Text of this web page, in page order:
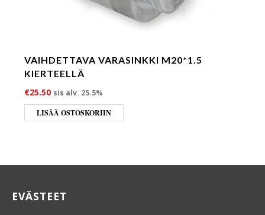
VAIHDETTAVA VARASINKKI M20*1.5
KIERTEELLÄ
€25.50 sis alv. 25.5%
LISÄÄ OSTOSKORIIN
EVÄSTEET